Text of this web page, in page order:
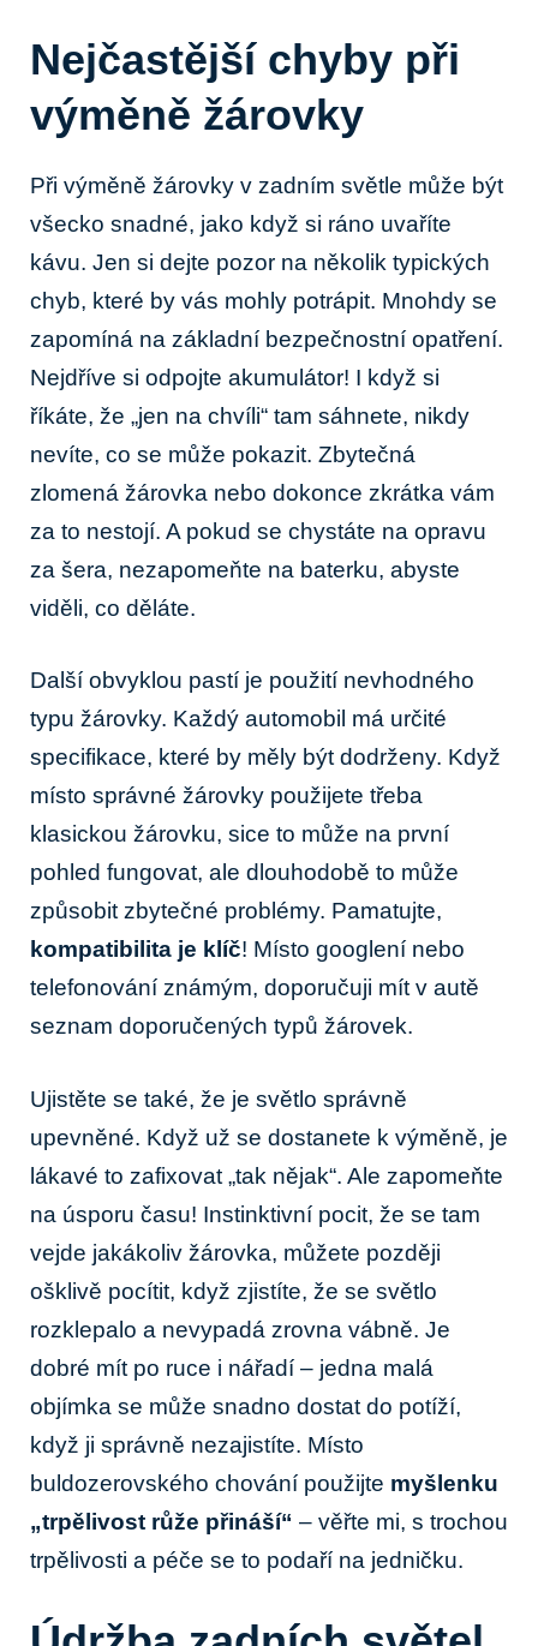
Nejčastější ⁢chyby při
výměně žárovky
Při⁤ výměně žárovky v zadním světle‍ může být
všecko ‍snadné, jako ⁣když si ráno‌ uvaříte
kávu. Jen si dejte pozor ⁢na několik typických
chyb, které by vás mohly potrápit. Mnohdy se
zapomíná na základní bezpečnostní opatření.
Nejdříve si odpojte​ akumulátor! I když si
říkáte, že „jen na chvíli“ tam sáhnete, nikdy
nevíte, co se může ⁣pokazit. Zbytečná
zlomená žárovka nebo dokonce ⁣zkrátka vám
za to nestojí. A pokud se chystáte na opravu
za šera, nezapomeňte na baterku, abyste
viděli,⁢ co děláte.
Další ‍obvyklou pastí je použití nevhodného
typu žárovky. Každý automobil má určité
specifikace, ⁤které‌ by⁣ měly být dodrženy. Když
místo správné žárovky použijete třeba
klasickou žárovku, sice to může‍ na první
pohled fungovat, ale⁢ dlouhodobě to může
způsobit zbytečné problémy. Pamatujte,
kompatibilita je klíč! Místo googlení nebo
‍telefonování známým, doporučuji mít v autě
seznam doporučených typů žárovek.
Ujistěte se také, že je světlo správně
upevněné. Když už se dostanete k výměně, je
lákavé to zafixovat „tak nějak“. Ale zapomeňte
na úsporu času! Instinktivní pocit, že se tam
vejde jakákoliv žárovka, můžete později
ošklivě pocítit, když zjistíte, že se světlo
rozklepalo a nevypadá zrovna vábně. Je⁣
dobré mít po ruce i nářadí – jedna malá
objímka se může snadno dostat do potíží,
když ji‍ správně nezajistíte. Místo⁣
buldozerovského chování použijte myšlenku
„trpělivost růže přináší“ ⁢– věřte⁣ mi, s trochou
trpělivosti a péče se to podaří na jedničku.